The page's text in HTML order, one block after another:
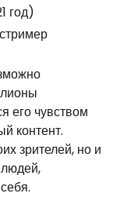
год)
его чувством
контент.
зрителей, но и